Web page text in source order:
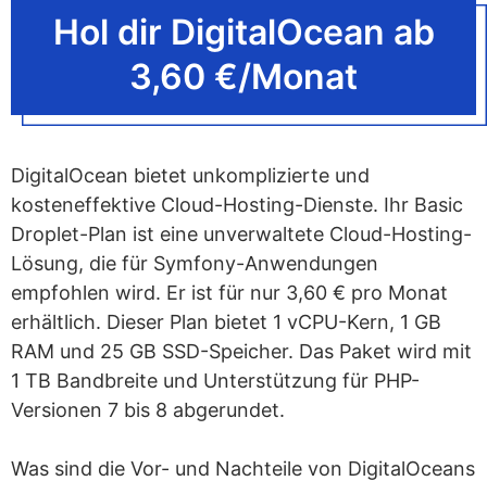
Hol dir DigitalOcean ab
3,60 €/Monat
DigitalOcean bietet unkomplizierte und
kosteneffektive Cloud-Hosting-Dienste. Ihr Basic
Droplet-Plan ist eine unverwaltete Cloud-Hosting-
Lösung, die für Symfony-Anwendungen
empfohlen wird. Er ist für nur 3,60 € pro Monat
erhältlich. Dieser Plan bietet 1 vCPU-Kern, 1 GB
RAM und 25 GB SSD-Speicher. Das Paket wird mit
1 TB Bandbreite und Unterstützung für PHP-
Versionen 7 bis 8 abgerundet.
Was sind die Vor- und Nachteile von DigitalOceans